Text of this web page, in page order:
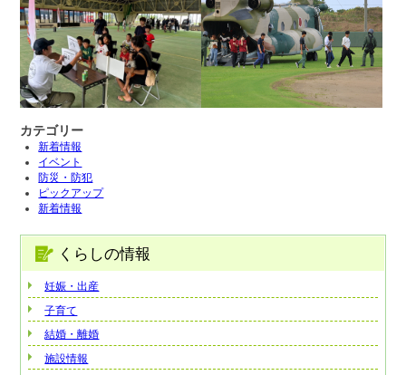
カテゴリー
新着情報
イベント
防災・防犯
ピックアップ
新着情報
くらしの情報
妊娠・出産
子育て
結婚・離婚
施設情報